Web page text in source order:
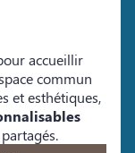
accueillir
commun
et esthétiques,